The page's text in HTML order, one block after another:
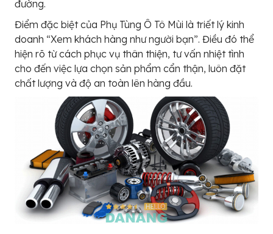
đường.
Điểm đặc biệt của Phụ Tùng Ô Tô Mùi là triết lý kinh
doanh “Xem khách hàng như người bạn”. Điều đó thể
hiện rõ từ cách phục vụ thân thiện, tư vấn nhiệt tình
cho đến việc lựa chọn sản phẩm cẩn thận, luôn đặt
chất lượng và độ an toàn lên hàng đầu.